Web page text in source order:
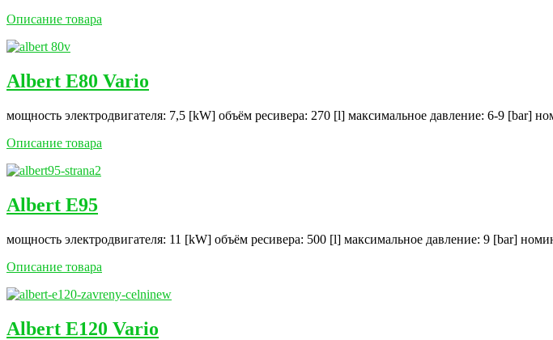
Описание товара
Albert E80 Vario
мощность электродвигателя: 7,5 [kW] объём ресивера: 270 [l] максимальное давление: 6-9 [bar]
Описание товара
Albert E95
мощность электродвигателя: 11 [kW] объём ресивера: 500 [l] максимальное давление: 9 [bar]
Описание товара
Albert E120 Vario